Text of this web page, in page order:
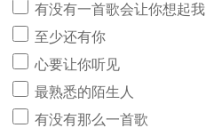
有没有一首歌会让你想起我
至少还有你
心要让你听见
最熟悉的陌生人
有没有那么一首歌